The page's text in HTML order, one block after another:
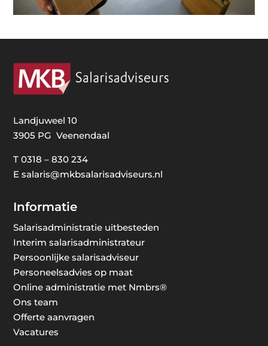
Landjuweel 10
3905 PG Veenendaal
T0318 – 830 234
Esalaris@mkbsalarisadviseurs.nl
Informatie
Salarisadministratie uitbesteden
Interim salarisadministrateur
Persoonlijke salarisadviseur
Personeelsadvies op maat
Online administratie met Nmbrs®
Ons team
Offerte aanvragen
Vacatures